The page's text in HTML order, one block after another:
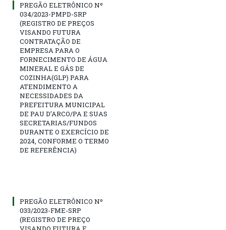
PREGÃO ELETRÔNICO Nº
034/2023-PMPD-SRP
(REGISTRO DE PREÇOS
VISANDO FUTURA
CONTRATAÇÃO DE
EMPRESA PARA O
FORNECIMENTO DE ÁGUA
MINERAL E GÁS DE
COZINHA(GLP) PARA
ATENDIMENTO A
NECESSIDADES DA
PREFEITURA MUNICIPAL
DE PAU D’ARCO/PA E SUAS
SECRETARIAS/FUNDOS
DURANTE O EXERCÍCIO DE
2024, CONFORME O TERMO
DE REFERÊNCIA)
PREGÃO ELETRÔNICO Nº
033/2023-FME-SRP
(REGISTRO DE PREÇO